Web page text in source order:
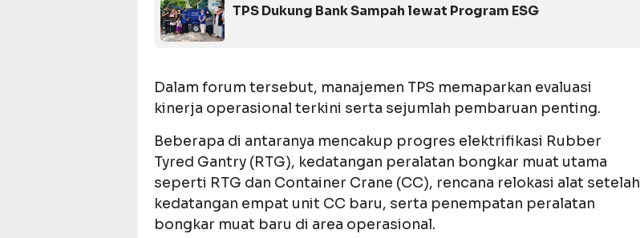
TPS Dukung Bank Sampah lewat Program ESG
Dalam forum tersebut, manajemen TPS memaparkan evaluasi
kinerja operasional terkini serta sejumlah pembaruan penting.
Beberapa di antaranya mencakup progres elektrifikasi Rubber
Tyred Gantry (RTG), kedatangan peralatan bongkar muat utama
seperti RTG dan Container Crane (CC), rencana relokasi alat setelah
kedatangan empat unit CC baru, serta penempatan peralatan
bongkar muat baru di area operasional.